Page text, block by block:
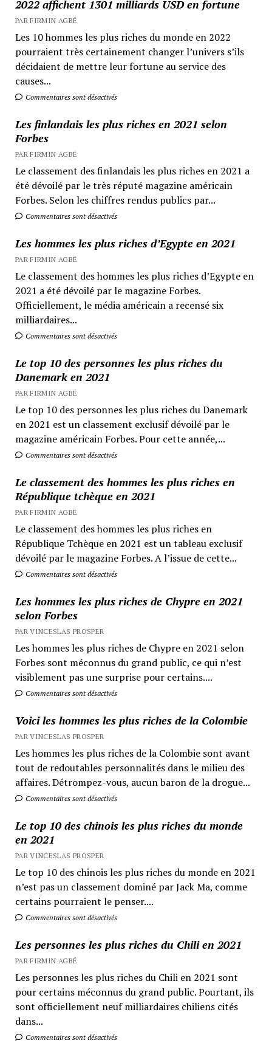
2022 affichent 1301 milliards USD en fortune
PAR FIRMIN AGBÉ
Les 10 hommes les plus riches du monde en 2022
pourraient très certainement changer l’univers s’ils
décidaient de mettre leur fortune au service des
causes...
Commentaires sont désactivés
Les finlandais les plus riches en 2021 selon
Forbes
PAR FIRMIN AGBÉ
Le classement des finlandais les plus riches en 2021 a
été dévoilé par le très réputé magazine américain
Forbes. Selon les chiffres rendus publics par...
Commentaires sont désactivés
Les hommes les plus riches d’Egypte en 2021
PAR FIRMIN AGBÉ
Le classement des hommes les plus riches d’Egypte en
2021 a été dévoilé par le magazine Forbes.
Officiellement, le média américain a recensé six
milliardaires...
Commentaires sont désactivés
Le top 10 des personnes les plus riches du
Danemark en 2021
PAR FIRMIN AGBÉ
Le top 10 des personnes les plus riches du Danemark
en 2021 est un classement exclusif dévoilé par le
magazine américain Forbes. Pour cette année,...
Commentaires sont désactivés
Le classement des hommes les plus riches en
République tchèque en 2021
PAR FIRMIN AGBÉ
Le classement des hommes les plus riches en
République Tchèque en 2021 est un tableau exclusif
dévoilé par le magazine Forbes. A l’issue de cette...
Commentaires sont désactivés
Les hommes les plus riches de Chypre en 2021
selon Forbes
PAR VINCESLAS PROSPER
Les hommes les plus riches de Chypre en 2021 selon
Forbes sont méconnus du grand public, ce qui n’est
visiblement pas une surprise pour certains....
Commentaires sont désactivés
Voici les hommes les plus riches de la Colombie
PAR VINCESLAS PROSPER
Les hommes les plus riches de la Colombie sont avant
tout de redoutables personnalités dans le milieu des
affaires. Détrompez-vous, aucun baron de la drogue...
Commentaires sont désactivés
Le top 10 des chinois les plus riches du monde
en 2021
PAR VINCESLAS PROSPER
Le top 10 des chinois les plus riches du monde en 2021
n’est pas un classement dominé par Jack Ma, comme
certains pourraient le penser....
Commentaires sont désactivés
Les personnes les plus riches du Chili en 2021
PAR FIRMIN AGBÉ
Les personnes les plus riches du Chili en 2021 sont
pour certains méconnus du grand public. Pourtant, ils
sont officiellement neuf milliardaires chiliens cités
dans...
Commentaires sont désactivés